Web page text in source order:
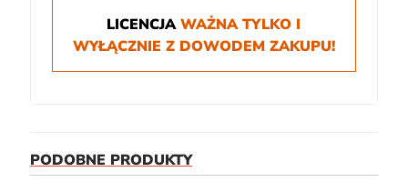
LICENCJA WAŻNA TYLKO I
WYŁĄCZNIE Z DOWODEM ZAKUPU!
PODOBNE PRODUKTY